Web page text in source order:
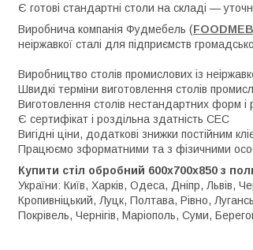
Є готові стандартні столи на складі —
Виробнича компанія Фудмебель (
неіржавкої сталі для підприємств
Виробництво столів промислових із
Швидкі терміни виготовлення столів
Виготовлення столів нестандартних форм і
Є сертифікат і роздільна здатність СЕС
Вигідні ціни, додаткові знижки постійним
Працюємо зформатними та з фізичними
Купити стіл обробний 600х700х850 з
України: Київ, Харків, Одеса, Дніпр, Львів,
Кропивніцький, Луцк, Полтава, Рівно,
Покрівель, Чернігів, Маріополь, Суми,